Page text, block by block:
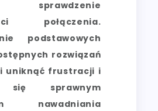
sprawdzenie
połączenia.
podstawowych
rozwiązań
uniknąć frustracji i
się sprawnym
nawadniania